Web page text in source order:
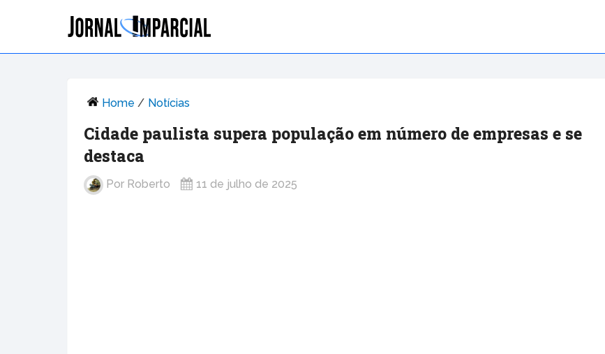
Home / Notícias
Cidade paulista supera população em número de empresas e se
destaca
Por Roberto 11 de julho de 2025